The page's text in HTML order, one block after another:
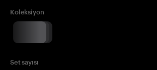
Koleksiyon
Set sayısı